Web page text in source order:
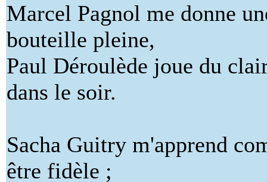
Marcel Pagnol me donne
bouteille pleine,
Paul Déroulède joue du
dans le soir.
Sacha Guitry m'apprend
être fidèle ;